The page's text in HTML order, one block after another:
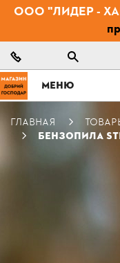
ООО "ЛИДЕР -
МЕНЮ
ГЛАВНАЯ
БЕНЗОПИЛА